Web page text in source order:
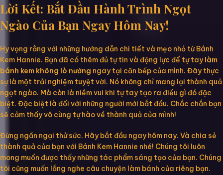
Lời Kết: Bắt Đầu Hành Trình Ngọt
Ngào Của Bạn Ngay Hôm Nay!
Hy vọng rằng với những hướng dẫn chi tiết và mẹo nhỏ từ Bánh
Kem Hannie. Bạn đã có thêm đủ tự tin và động lực để tự tay làm
bánh kem không lò nướng ngay tại căn bếp của mình. Đây thực
sự là một trải nghiệm tuyệt vời. Nó không chỉ mang lại thành quả
ngọt ngào. Mà còn là niềm vui khi tự tay tạo ra điều gì đó đặc
biệt. Đặc biệt là đối với những người mới bắt đầu. Chắc chắn bạn
sẽ cảm thấy vô cùng tự hào về thành quả của mình!
Đừng ngần ngại thử sức. Hãy bắt đầu ngay hôm nay. Và chia sẻ
thành quả của bạn với Bánh Kem Hannie nhé! Chúng tôi luôn
mong muốn được thấy những tác phẩm sáng tạo của bạn. Chúng
tôi cũng muốn lắng nghe câu chuyện làm bánh của riêng bạn.